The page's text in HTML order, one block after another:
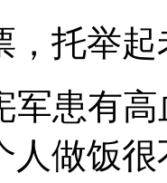
托举起
患有高
人做饭